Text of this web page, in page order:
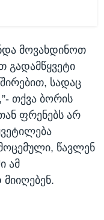
მოვახდინოთ
გადამწყვეტი
სადაც
თქვა ბორის
ფრენებს არ
წავლენ
ამ